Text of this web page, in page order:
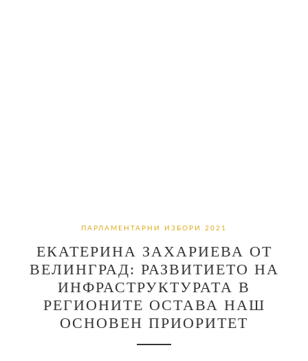
ПАРЛАМЕНТАРНИ ИЗБОРИ 2021
ЕКАТЕРИНА ЗАХАРИЕВА ОТ
ВЕЛИНГРАД: РАЗВИТИЕТО НА
ИНФРАСТРУКТУРАТА В
РЕГИОНИТЕ ОСТАВА НАШ
ОСНОВЕН ПРИОРИТЕТ